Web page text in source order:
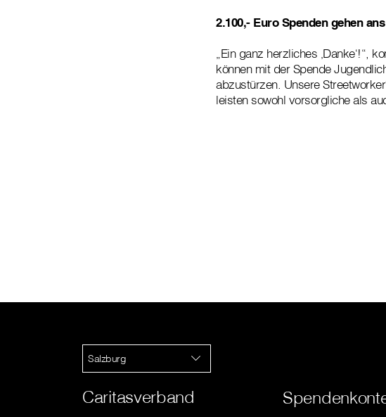
2.100,- Euro Spenden gehen
„Ein ganz herzliches ‚Danke‘!“,
können mit der Spende
abzustürzen. Unsere
leisten sowohl vorsorgliche als
Salzburg
Caritasverband